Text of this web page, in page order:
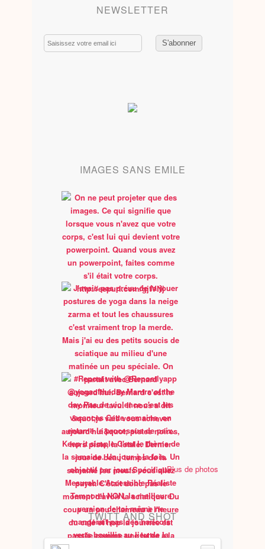
NEWSLETTER
Email
IMAGES SANS EMILE
Plus de photos
TWITT AND SHOT